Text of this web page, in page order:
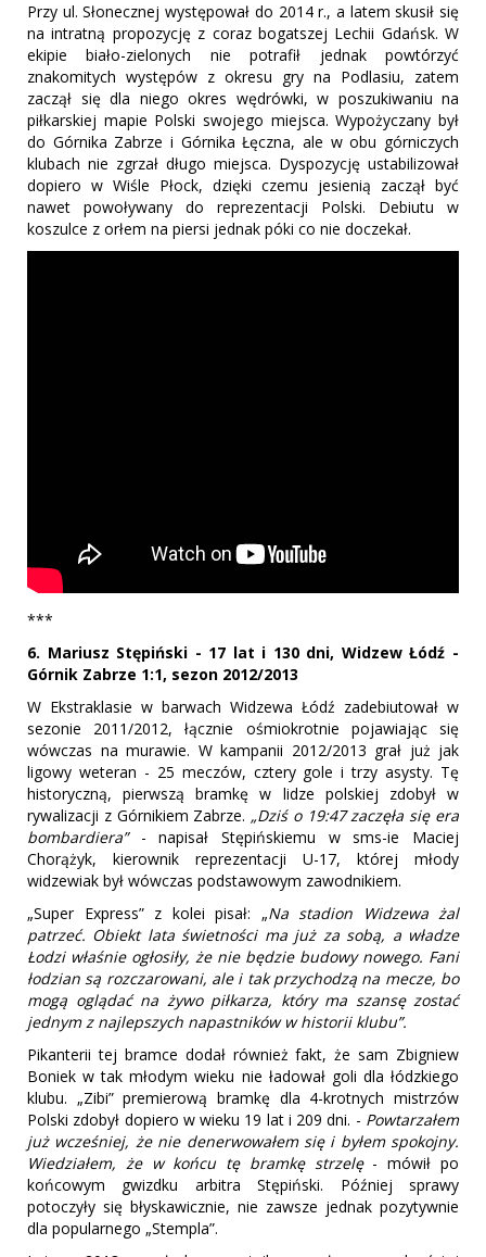
Przy ul. Słonecznej występował do 2014 r., a latem skusił się
na intratną propozycję z coraz bogatszej Lechii Gdańsk. W
ekipie biało-zielonych nie potrafił jednak powtórzyć
znakomitych występów z okresu gry na Podlasiu, zatem
zaczął się dla niego okres wędrówki, w poszukiwaniu na
piłkarskiej mapie Polski swojego miejsca. Wypożyczany był
do Górnika Zabrze i Górnika Łęczna, ale w obu górniczych
klubach nie zgrzał długo miejsca. Dyspozycję ustabilizował
dopiero w Wiśle Płock, dzięki czemu jesienią zaczął być
nawet powoływany do reprezentacji Polski. Debiutu w
koszulce z orłem na piersi jednak póki co nie doczekał.
***
6. Mariusz Stępiński - 17 lat i 130 dni, Widzew Łódź -
Górnik Zabrze 1:1, sezon 2012/2013
W Ekstraklasie w barwach Widzewa Łódź zadebiutował w
sezonie 2011/2012, łącznie ośmiokrotnie pojawiając się
wówczas na murawie. W kampanii 2012/2013 grał już jak
ligowy weteran - 25 meczów, cztery gole i trzy asysty. Tę
historyczną, pierwszą bramkę w lidze polskiej zdobył w
rywalizacji z Górnikiem Zabrze. „Dziś o 19:47 zaczęła się era
bombardiera”- napisał Stępińskiemu w sms-ie Maciej
Chorążyk, kierownik reprezentacji U-17, której młody
widzewiak był wówczas podstawowym zawodnikiem.
„Super Express” z kolei pisał: „Na stadion Widzewa żal
patrzeć. Obiekt lata świetności ma już za sobą, a władze
Łodzi właśnie ogłosiły, że nie będzie budowy nowego. Fani
łodzian są rozczarowani, ale i tak przychodzą na mecze, bo
mogą oglądać na żywo piłkarza, który ma szansę zostać
jednym z najlepszych napastników w historii klubu”.
Pikanterii tej bramce dodał również fakt, że sam Zbigniew
Boniek w tak młodym wieku nie ładował goli dla łódzkiego
klubu. „Zibi” premierową bramkę dla 4-krotnych mistrzów
Polski zdobył dopiero w wieku 19 lat i 209 dni. - Powtarzałem
już wcześniej, że nie denerwowałem się i byłem spokojny.
Wiedziałem, że w końcu tę bramkę strzelę- mówił po
końcowym gwizdku arbitra Stępiński. Później sprawy
potoczyły się błyskawicznie, nie zawsze jednak pozytywnie
dla popularnego „Stempla”.